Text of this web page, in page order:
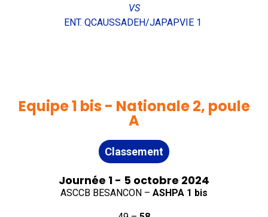
VS
ENT. QCAUSSADEH/JAPAPVIE 1
Equipe 1 bis - Nationale 2, poule
A
Classement
Journée 1 - 5 octobre 2024
ASCCB BESANCON – ASHPA 1 bis